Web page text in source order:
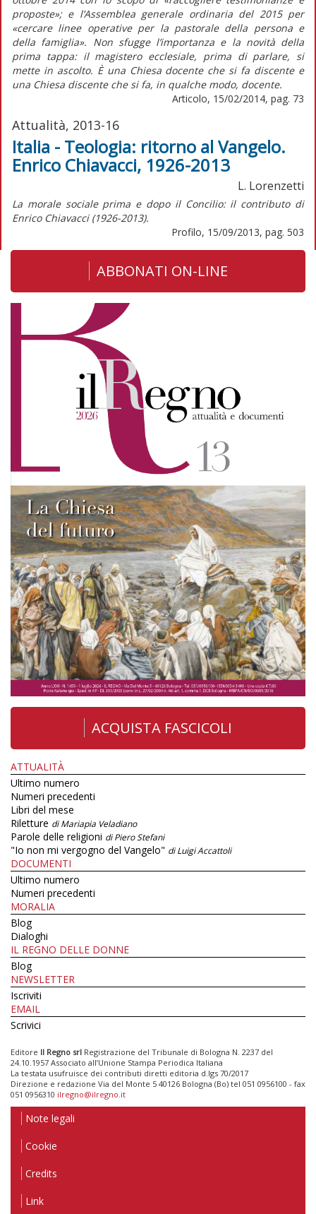
proposte»; e l’Assemblea generale ordinaria del 2015 per
«cercare linee operative per la pastorale della persona e
della famiglia». Non sfugge l’importanza e la novità della
prima tappa: il magistero ecclesiale, prima di parlare, si
mette in ascolto. È una Chiesa docente che si fa discente e
una Chiesa discente che si fa, in qualche modo, docente.
Articolo, 15/02/2014, pag. 73
Attualità, 2013-16
Italia - Teologia: ritorno al Vangelo.
Enrico Chiavacci, 1926-2013
L. Lorenzetti
La morale sociale prima e dopo il Concilio: il contributo di
Enrico Chiavacci (1926-2013).
Profilo, 15/09/2013, pag. 503
ABBONATI ON-LINE
ACQUISTA FASCICOLI
ATTUALITÀ
Ultimo numero
Numeri precedenti
Libri del mese
Riletture di Mariapia Veladiano
Parole delle religioni di Piero Stefani
"Io non mi vergogno del Vangelo" di Luigi Accattoli
DOCUMENTI
Ultimo numero
Numeri precedenti
MORALIA
Blog
Dialoghi
IL REGNO DELLE DONNE
Blog
NEWSLETTER
Iscriviti
EMAIL
Scrivici
Editore Il Regno srl Registrazione del Tribunale di Bologna N. 2237 del
24.10.1957 Associato all’Unione Stampa Periodica Italiana
La testata usufruisce dei contributi diretti editoria d.lgs 70/2017
Direzione e redazione Via del Monte 5 40126 Bologna (Bo) tel 051 0956100 - fax
051 0956310 ilregno@ilregno.it
Note legali
Cookie
Credits
Link